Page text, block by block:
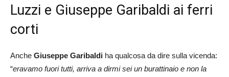
Luzzi e Giuseppe Garibaldi ai ferri
corti
Anche Giuseppe Garibaldi ha qualcosa da dire sulla vicenda:
“eravamo fuori tutti, arriva a dirmi sei un burattinaio e non la